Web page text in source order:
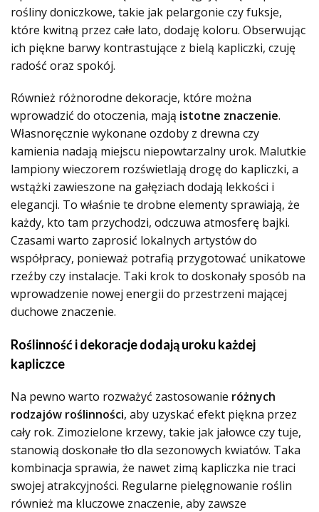
rośliny doniczkowe, takie jak pelargonie czy fuksje,
które kwitną przez całe lato, dodaję koloru. Obserwując
ich piękne barwy kontrastujące z bielą kapliczki, czuję
radość oraz spokój.
Również różnorodne dekoracje, które można
wprowadzić do otoczenia, mają istotne znaczenie.
Własnoręcznie wykonane ozdoby z drewna czy
kamienia nadają miejscu niepowtarzalny urok. Malutkie
lampiony wieczorem rozświetlają drogę do kapliczki, a
wstążki zawieszone na gałęziach dodają lekkości i
elegancji. To właśnie te drobne elementy sprawiają, że
każdy, kto tam przychodzi, odczuwa atmosferę bajki.
Czasami warto zaprosić lokalnych artystów do
współpracy, ponieważ potrafią przygotować unikatowe
rzeźby czy instalacje. Taki krok to doskonały sposób na
wprowadzenie nowej energii do przestrzeni mającej
duchowe znaczenie.
Roślinność i dekoracje dodają uroku każdej
kapliczce
Na pewno warto rozważyć zastosowanie różnych
rodzajów roślinności, aby uzyskać efekt piękna przez
cały rok. Zimozielone krzewy, takie jak jałowce czy tuje,
stanowią doskonałe tło dla sezonowych kwiatów. Taka
kombinacja sprawia, że nawet zimą kapliczka nie traci
swojej atrakcyjności. Regularne pielęgnowanie roślin
również ma kluczowe znaczenie, aby zawsze